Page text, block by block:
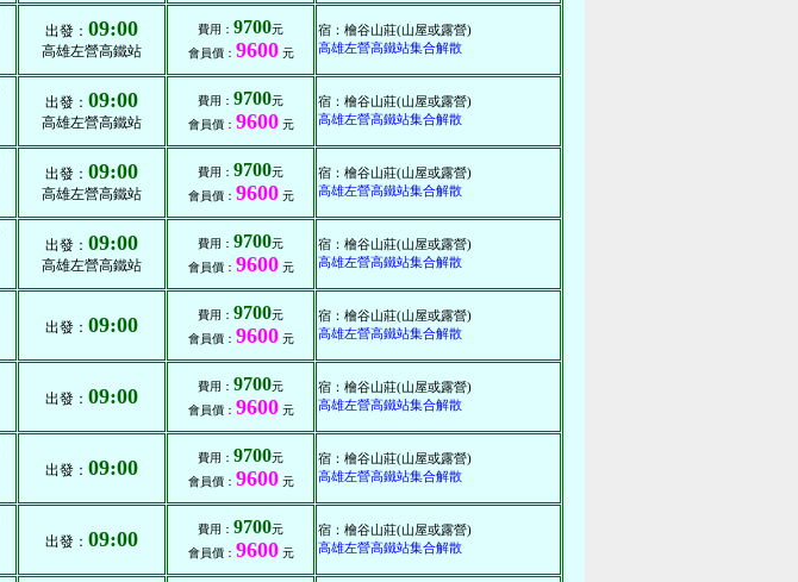
出發： 09:00
高雄左營高鐵站
費用： 9700元
會員價： 9600元
宿：檜谷山莊(山屋或露營)
高雄左營高鐵站集合解散
出發： 09:00
高雄左營高鐵站
費用： 9700元
會員價： 9600元
宿：檜谷山莊(山屋或露營)
高雄左營高鐵站集合解散
出發： 09:00
高雄左營高鐵站
費用： 9700元
會員價： 9600元
宿：檜谷山莊(山屋或露營)
高雄左營高鐵站集合解散
出發： 09:00
高雄左營高鐵站
費用： 9700元
會員價： 9600元
宿：檜谷山莊(山屋或露營)
高雄左營高鐵站集合解散
出發： 09:00 費用： 9700元
會員價： 9600元
宿：檜谷山莊(山屋或露營)
高雄左營高鐵站集合解散
出發： 09:00 費用： 9700元
會員價： 9600元
宿：檜谷山莊(山屋或露營)
高雄左營高鐵站集合解散
出發： 09:00 費用： 9700元
會員價： 9600元
宿：檜谷山莊(山屋或露營)
高雄左營高鐵站集合解散
出發： 09:00 費用： 9700元
會員價： 9600元
宿：檜谷山莊(山屋或露營)
高雄左營高鐵站集合解散